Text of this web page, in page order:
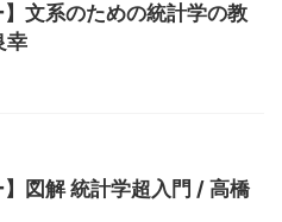
】文系のための統計学の教
幸
】図解 統計学超入門 / 高橋